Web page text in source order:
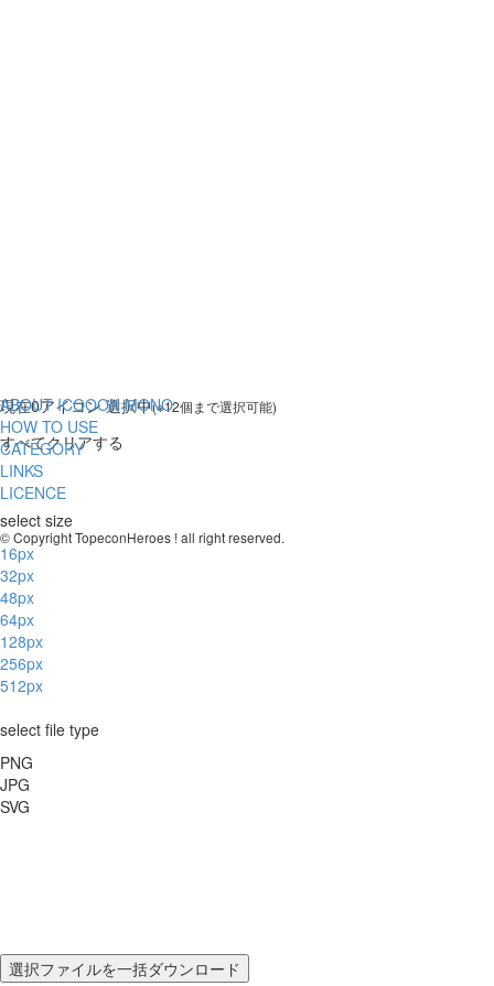
現在0アイコン 選択中(※12個まで選択可能)
すべてクリアする
select size
16px
32px
48px
64px
128px
256px
512px
select file type
PNG
JPG
SVG
ABOUT ICOOON MONO
HOW TO USE
CATEGORY
LINKS
LICENCE
© Copyright TopeconHeroes ! all right reserved.